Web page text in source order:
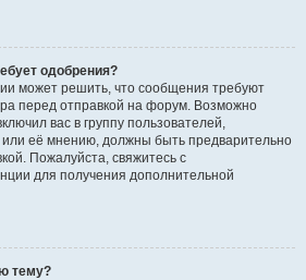
одобрения?
может решить, что сообщения требуют
перед отправкой на форум. Возможно
вас в группу пользователей,
её мнению, должны быть предварительно
Пожалуйста, свяжитесь с
для получения дополнительной
тему?